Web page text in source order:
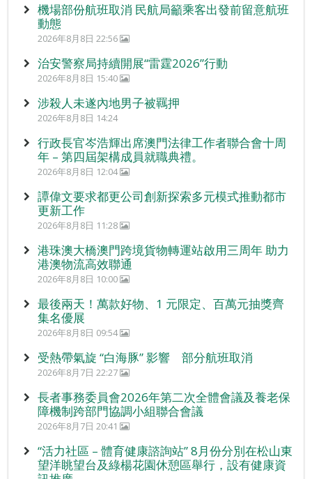
機場部份航班取消 民航局籲乘客出發前留意航班
動態
2026年8月8日 22:56
治安警察局持續開展“雷霆2026”行動
2026年8月8日 15:40
涉殺人未遂內地男子被羈押
2026年8月8日 14:24
行政長官岑浩輝出席澳門法律工作者聯合會十周
年 – 第四屆架構成員就職典禮。
2026年8月8日 12:04
譚偉文要求都更公司創新探索多元模式推動都市
更新工作
2026年8月8日 11:28
港珠澳大橋澳門跨境貨物轉運站啟用三周年 助力
港澳物流高效聯通
2026年8月8日 10:00
最後兩天！萬款好物、1 元限定、百萬元抽獎齊
集名優展
2026年8月8日 09:54
受熱帶氣旋 “白海豚” 影響 部分航班取消
2026年8月7日 22:27
長者事務委員會2026年第二次全體會議及養老保
障機制跨部門協調小組聯合會議
2026年8月7日 20:41
“活力社區 – 體育健康諮詢站” 8月份分別在松山東
望洋眺望台及綠楊花園休憩區舉行，設有健康資